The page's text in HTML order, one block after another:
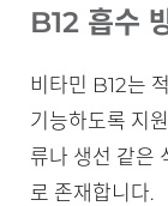
B12 흡수
비타민 B12는
기능하도록 지
류나 생선 같은
로 존재합니다.